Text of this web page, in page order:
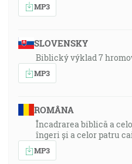
MP3
SLOVENSKY
Biblický výklad 7
MP3
ROMÂNA
Încadrarea biblică a
îngeri și a celor patru
MP3